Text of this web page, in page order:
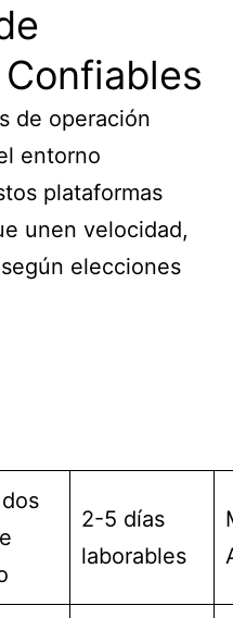
de operación
entorno
plataformas
unen velocidad,
elecciones
2-5 días
laborables